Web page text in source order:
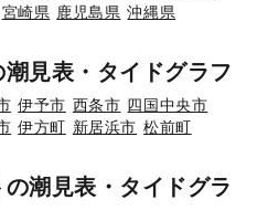
宮崎県 鹿児島県 沖縄県
見表・タイドグラフ
伊予市 西条市 四国中央市
伊方町 新居浜市 松前町
潮見表・タイドグラ